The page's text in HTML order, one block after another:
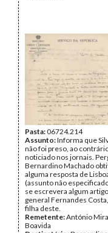
Pasta:06724.214
Assunto:Informa que
não foi preso, ao
noticiado nos jornais.
Bernardino Machado
alguma resposta de
(assunto não
se escrevera algum
general Fernandes
filha deste.
Remetente:António
Boavida